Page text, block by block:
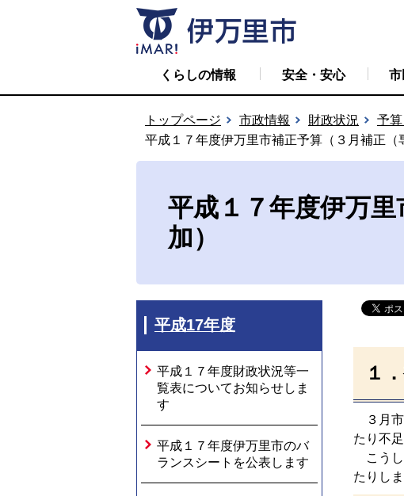
くらしの情報 安全・安心 市
トップページ 市政情報 財政状況 予
平成１７年度伊万里市補正予算（３月補正（
平成１７年度伊万
加）
平成17年度
平成１７年度財政状況等一
覧表についてお知らせしま
す
平成１７年度伊万里市のバ
ランスシートを公表します
１
３月市
たり不
こうし
たりしま